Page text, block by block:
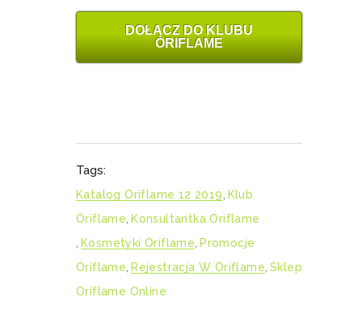
DOŁĄCZ DO KLUBU
ORIFLAME
Tags:
Katalog Oriflame 12 2019 Klub
Oriflame Konsultantka Oriflame
Kosmetyki Oriflame Promocje
Oriflame Rejestracja W Oriflame Sklep
Oriflame Online